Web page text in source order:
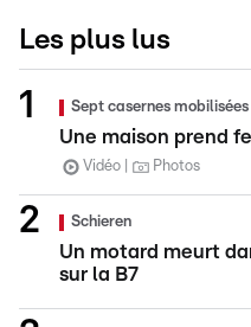
Les plus lus
Sept casernes mobilisées
Une maison prend
Vidéo Photos
Schieren
Un motard meurt
sur la B7